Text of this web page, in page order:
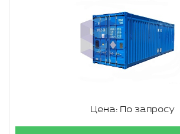
Цена: По запросу